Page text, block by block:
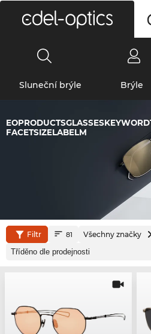
Sluneční brýle Brýle
FACETSIZELABELM
Filtr 81 Všechny značky